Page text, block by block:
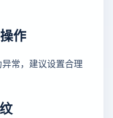
作
常，建议设置合理